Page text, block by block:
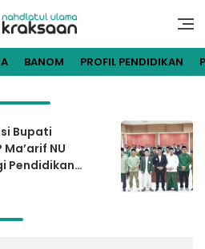
Kraksaan
Pengurus
BANOM PROFIL PENDIDIKAN
Bupati
NU
Pendidikan